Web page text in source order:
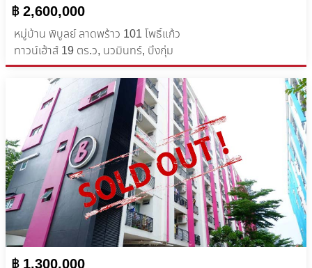
฿ 2,600,000
หมู่บ้าน พิบูลย์ ลาดพร้าว 101 โพธิ์แก้ว
ทาวน์เฮ้าส์ 19 ตร.ว, นวมินทร์, บึงกุ่ม